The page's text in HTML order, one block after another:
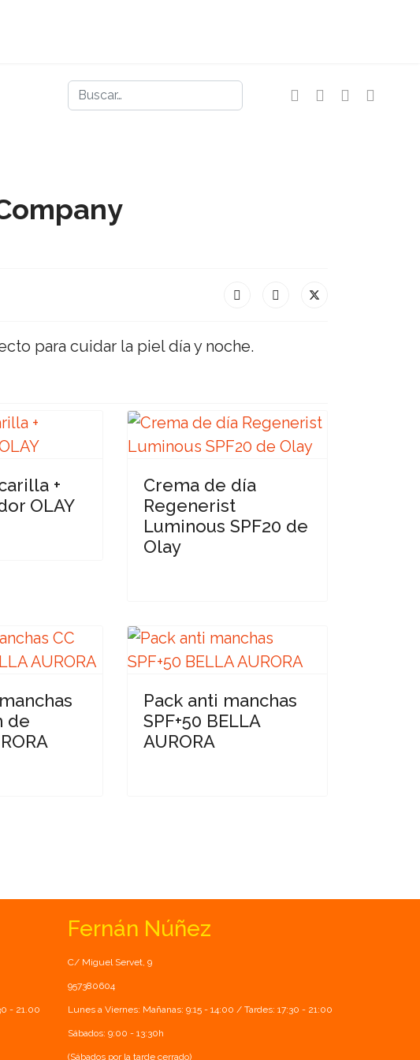
Buscar
para cuidar la piel día y noche.
+
OLAY
Crema de día
Regenerist
Luminous SPF20 de
Olay
de
Pack anti manchas
SPF+50 BELLA
AURORA
- 21.00
Fernán Núñez
C/ Miguel Servet, 9
957380604
Lunes a Viernes: Mañanas: 9:15 - 14:00 / Tardes: 17:30 - 21:00
Sábados: 9:00 - 13:30h
(Sábados por la tarde cerrado)